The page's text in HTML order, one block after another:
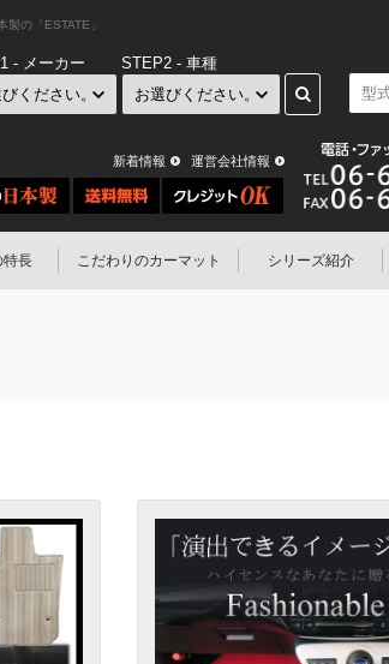
の「ESTATE」
- メーカー STEP2 - 車種
運営会社情報
新着情報
特長 こだわりのカーマット シリーズ紹介